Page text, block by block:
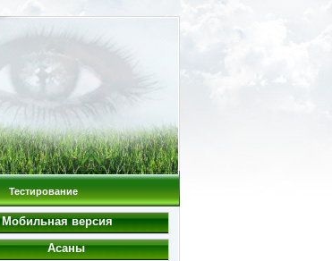
Тестирование
Мобильная версия
Асаны